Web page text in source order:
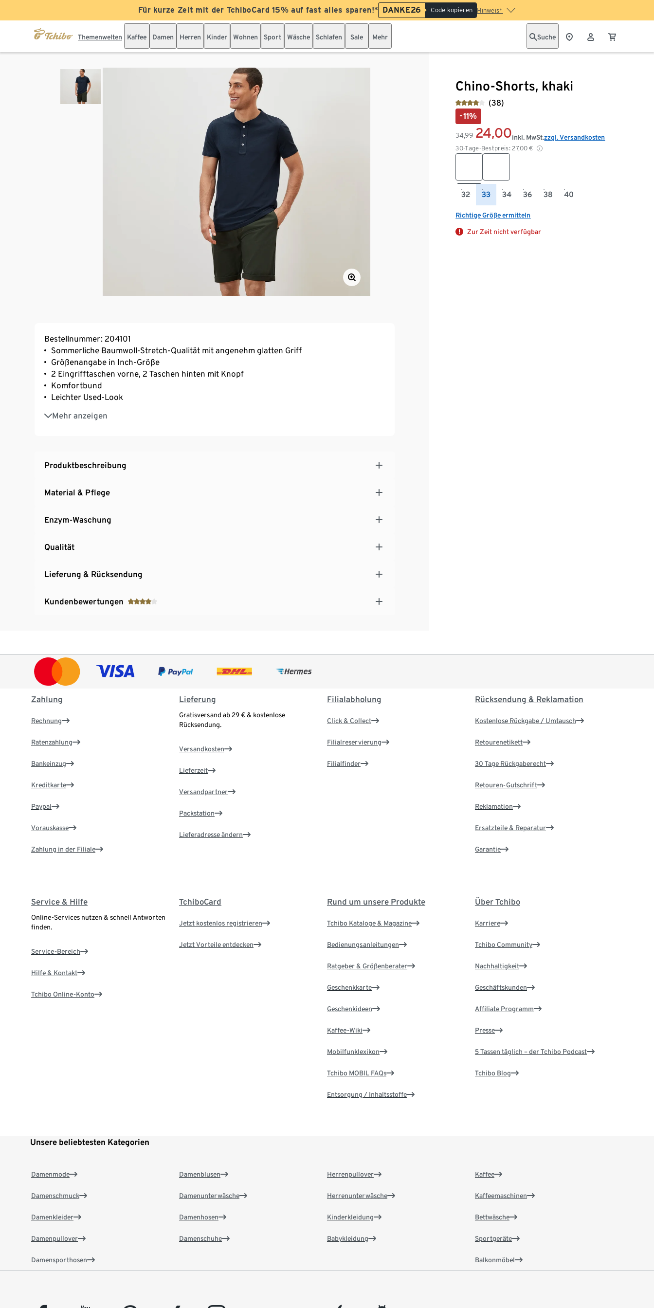
Für kurze Zeit mit der TchiboCard 15% auf fast alles sparen!* DANKE26 Code kopieren Hinweis*
Themenwelten Kaffee Damen Herren Kinder Wohnen Sport Wäsche Schlafen Sale Mehr Suche
Chino-Shorts, khaki
(38)
-11%
34,99 24,00
30-Tage-Bestpreis: 27,00 €
inkl. MwSt.zzgl. Versandkosten
32 33 34 36 38 40
Richtige Größe ermitteln
Zur Zeit nicht verfügbar
Bestellnummer: 204101
Sommerliche Baumwoll-Stretch-Qualität mit angenehm glatten Griff
Größenangabe in Inch-Größe
2 Eingrifftaschen vorne, 2 Taschen hinten mit Knopf
Komfortbund
Leichter Used-Look
Mehr anzeigen
Maschinenwaschbar
Mit Markenelasthan: formbeständig, perfekter Sitz und hoher Tragekomfort
Produktbeschreibung
Material & Pflege
Enzym-Waschung
Qualität
Lieferung & Rücksendung
Kundenbewertungen
Zahlung
Rechnung
Ratenzahlung
Bankeinzug
Kreditkarte
Paypal
Vorauskasse
Zahlung in der Filiale
Lieferung
Gratisversand ab 29 € & kostenlose
Rücksendung.
Versandkosten
Lieferzeit
Versandpartner
Packstation
Lieferadresse ändern
Filialabholung
Click & Collect
Filialreservierung
Filialfinder
Rücksendung & Reklamation
Kostenlose Rückgabe / Umtausch
Retourenetikett
30 Tage Rückgaberecht
Retouren-Gutschrift
Reklamation
Ersatzteile & Reparatur
Garantie
Service & Hilfe
Online-Services nutzen & schnell Antworten
finden.
Service-Bereich
Hilfe & Kontakt
Tchibo Online-Konto
TchiboCard
Jetzt kostenlos registrieren
Jetzt Vorteile entdecken
Rund um unsere Produkte
Tchibo Kataloge & Magazine
Bedienungsanleitungen
Ratgeber & Größenberater
Geschenkkarte
Geschenkideen
Kaffee-Wiki
Mobilfunklexikon
Tchibo MOBIL FAQs
Entsorgung / Inhaltsstoffe
Über Tchibo
Karriere
Tchibo Community
Nachhaltigkeit
Geschäftskunden
Affiliate Programm
Presse
5 Tassen täglich – der Tchibo Podcast
Tchibo Blog
Unsere beliebtesten Kategorien
Damenmode
Damenschmuck
Damenkleider
Damenpullover
Damensporthosen
Damenblusen
Damenunterwäsche
Damenhosen
Damenschuhe
Herrenpullover
Herrenunterwäsche
Kinderkleidung
Babykleidung
Kaffee
Kaffeemaschinen
Bettwäsche
Sportgeräte
Balkonmöbel